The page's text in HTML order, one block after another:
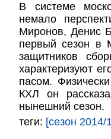
В системе
немало
Миронов, Денис
первый сезон в
защитников
характеризуют
пасом.
КХЛ он
нынешний сезон.
теги: [сезон 2014/